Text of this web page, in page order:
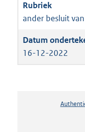
ander besluit
16-12-2022